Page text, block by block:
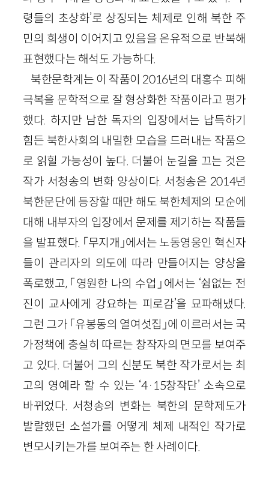
령들의 초상화’로 상징되는 체제로 인해 북한 주
민의 희생이 이어지고 있음을 은유적으로 반복해
표현했다는 해석도 가능하다.
북한문학계는 이 작품이 2016년의 대홍수 피해
극복을 문학적으로 잘 형상화한 작품이라고 평가
했다. 하지만 남한 독자의 입장에서는 납득하기
힘든 북한사회의 내밀한 모습을 드러내는 작품으
로 읽힐 가능성이 높다. 더불어 눈길을 끄는 것은
작가 서청송의 변화 양상이다. 서청송은 2014년
북한문단에 등장할 때만 해도 북한체제의 모순에
대해 내부자의 입장에서 문제를 제기하는 작품들
을 발표했다. 「무지개」에서는 노동영웅인 혁신자
들이 관리자의 의도에 따라 만들어지는 양상을
폭로했고, 「영원한 나의 수업」에서는 ‘쉼없는 전
진이 교사에게 강요하는 피로감’을 묘파해냈다.
그런 그가 「유봉동의 열여섯집」에 이르러서는 국
가정책에 충실히 따르는 창작자의 면모를 보여주
고 있다. 더불어 그의 신분도 북한 작가로서는 최
고의 영예라 할 수 있는 ‘4·15창작단’ 소속으로
바뀌었다. 서청송의 변화는 북한의 문학제도가
발랄했던 소설가를 어떻게 체제 내적인 작가로
변모시키는가를 보여주는 한 사례이다.